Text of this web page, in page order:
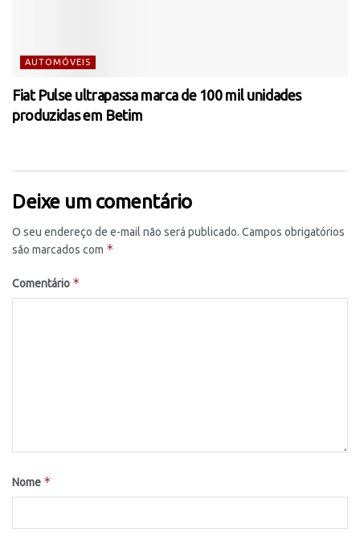
AUTOMÓVEIS
Fiat Pulse ultrapassa marca de 100 mil unidades
produzidas em Betim
Deixe um comentário
O seu endereço de e-mail não será publicado. Campos obrigatórios
são marcados com *
Comentário *
Nome *